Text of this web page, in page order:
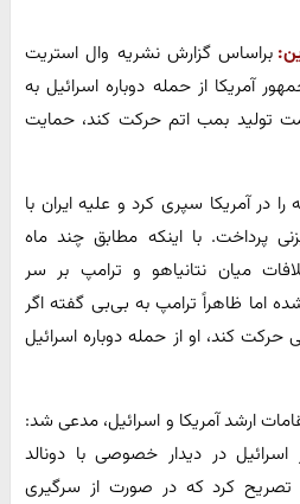
براساس گزارش نشریه وال استریت
آمریکا از حمله دوباره اسرائیل به
تولید بمب اتم حرکت کند، حمایت
در آمریکا سپری کرد و علیه ایران با
پرداخت. با اینکه مطابق چند ماه
میان نتانیاهو و ترامپ بر سر
اما ظاهراً ترامپ به بی‌بی گفته اگر
کند، او از حمله دوباره اسرائیل
ارشد آمریکا و اسرائیل، مدعی شد:
اسرائیل در دیدار خصوصی با دونالد
تصریح کرد که در صورت از سرگیری